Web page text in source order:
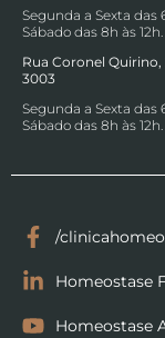
Segunda a Sexta das
Sábado das 8h às 12h.
Rua Coronel Quirino,
3003
Segunda a Sexta das
Sábado das 8h às 12h.
/
Homeostase
Homeostase